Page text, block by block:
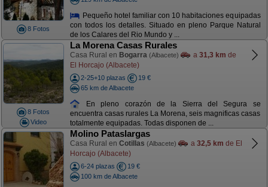
8 Fotos
Pequeño hotel familiar con 10 habitaciones equipadas
con todos los detalles. Situado en pleno Parque Natural
de los Calares del Rio Mundo y ...
8 Fotos
Video
La Morena Casas Rurales
Casa Rural en Bogarra (Albacete) a 31,3 km de
El Horcajo (Albacete)
2-25+10 plazas
19 €
65 km de Albacete
En pleno corazón de la Sierra del Segura se
encuentra casas rurales La Morena, seis magnificas casas
totalmente equipadas. Todas disponen de ...
Molino Pataslargas
Casa Rural en Cotillas (Albacete) a 32,5 km de El
Horcajo (Albacete)
6-24 plazas
19 €
100 km de Albacete